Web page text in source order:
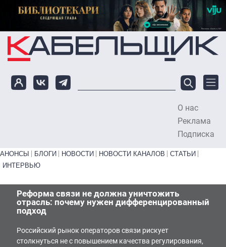
Перейти к основному содержанию
О нас
Реклама
Подписка
Primary links bottom
АНОНСЫ БЛОГИ НОВОСТИ НОВОСТИ КАНАЛОВ
СТАТЬИ
ИНТЕРВЬЮ
Реформа связи не должна уничтожить
отрасль: почему нужен дифференцированный
подход
Российский рынок операторов связи рискует
столкнуться не с повышением качества регулирования,